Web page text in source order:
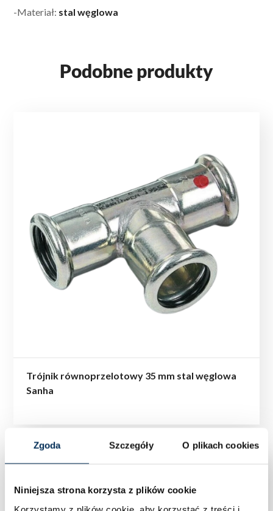
Zgoda Szczegóły O plikach cookies
Niniejsza strona korzysta z plików cookie
Korzystamy z plików cookie, aby korzystać z treści i
-Materiał: stal węglowa
Podobne produkty
Trójnik równoprzelotowy 35 mm stal węglowa
Sanha